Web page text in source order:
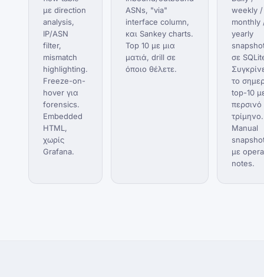
με direction
analysis,
IP/ASN
filter,
mismatch
highlighting.
Freeze-on-
hover για
forensics.
Embedded
HTML,
χωρίς
Grafana.
ASNs, "via"
interface column,
και Sankey charts.
Top 10 με μια
ματιά, drill σε
όποιο θέλετε.
weekly /
monthly
yearly
σε
το
top-10
περσινό
τρίμηνο.
Manual
με
notes.